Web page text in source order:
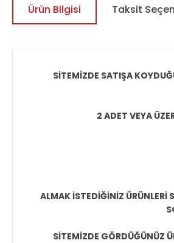
Ürün Bilgisi Taksit
SİTEMİZDE SATIŞA
2 ADET VEYA
ALMAK İSTEDİĞİNİZ ÜRÜNLERİ
SİTEMİZDE GÖRDÜĞÜNÜZ